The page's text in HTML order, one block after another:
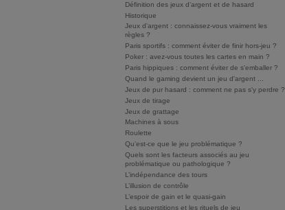
Définition des jeux d’argent et de hasard
Historique
Jeux d'argent : connaissez-vous vraiment les
règles ?
Paris sportifs : comment éviter de finir hors-jeu ?
Poker : avez-vous toutes les cartes en main ?
Paris hippiques : comment éviter de s'emballer ?
Quand le gaming devient un jeu d'argent ...
Jeux de pur hasard : comment ne pas s'y perdre ?
Jeux de tirage
Jeux de grattage
Machines à sous
Roulette
Qu’est-ce que le jeu problématique ?
Quels sont les facteurs associés au jeu
problématique ou pathologique ?
L’indépendance des tours
L’illusion de contrôle
L’espoir de gain et le quasi-gain
Les superstitions et les rituels de jeu